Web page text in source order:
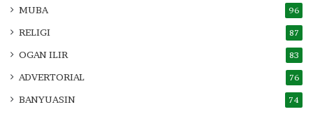
MUBA 96
RELIGI 87
OGAN ILIR 83
ADVERTORIAL 76
BANYUASIN 74